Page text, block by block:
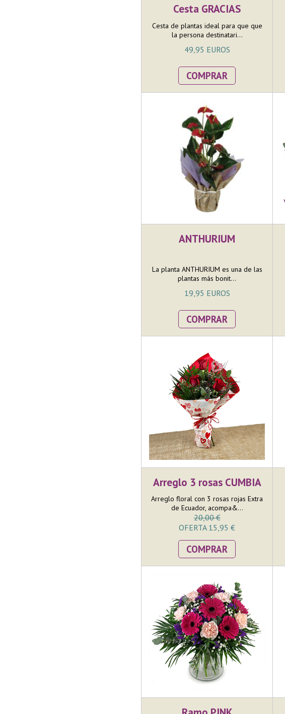
Cesta GRACIAS
Cesta de plantas ideal para que que
la persona destinatari...
49,95 EUROS
COMPRAR
ANTHURIUM
La planta ANTHURIUM es una de las
plantas más bonit...
19,95 EUROS
COMPRAR
Arreglo 3 rosas CUMBIA
Arreglo floral con 3 rosas rojas Extra
de Ecuador, acompa&...
20,00 €
OFERTA 15,95 €
COMPRAR